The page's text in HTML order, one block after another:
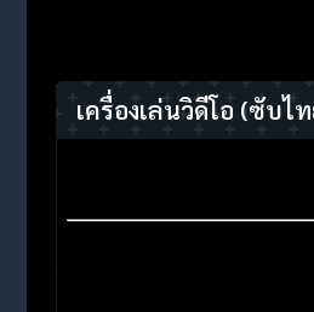
เครื่องเล่นวิดีโอ (ซับไ